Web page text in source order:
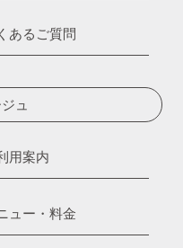
あるご質問
ュ
用案内
ュー・料金